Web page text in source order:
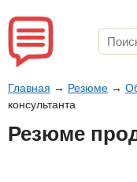
Главная → Резюме →
консультанта
Резюме